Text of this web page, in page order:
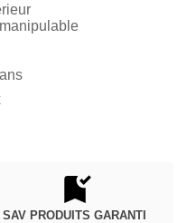
SAV PRODUITS GARANTI